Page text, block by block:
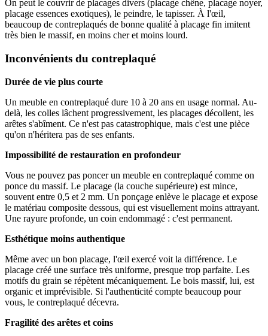
On peut le couvrir de placages divers (placage chêne, placage noyer,
placage essences exotiques), le peindre, le tapisser. À l'œil,
beaucoup de contreplaqués de bonne qualité à placage fin imitent
très bien le massif, en moins cher et moins lourd.
Inconvénients du contreplaqué
Durée de vie plus courte
Un meuble en contreplaqué dure 10 à 20 ans en usage normal. Au-
delà, les colles lâchent progressivement, les placages décollent, les
arêtes s'abîment. Ce n'est pas catastrophique, mais c'est une pièce
qu'on n'héritera pas de ses enfants.
Impossibilité de restauration en profondeur
Vous ne pouvez pas poncer un meuble en contreplaqué comme on
ponce du massif. Le placage (la couche supérieure) est mince,
souvent entre 0,5 et 2 mm. Un ponçage enlève le placage et expose
le matériau composite dessous, qui est visuellement moins attrayant.
Une rayure profonde, un coin endommagé : c'est permanent.
Esthétique moins authentique
Même avec un bon placage, l'œil exercé voit la différence. Le
placage créé une surface très uniforme, presque trop parfaite. Les
motifs du grain se répètent mécaniquement. Le bois massif, lui, est
organic et imprévisible. Si l'authenticité compte beaucoup pour
vous, le contreplaqué décevra.
Fragilité des arêtes et coins